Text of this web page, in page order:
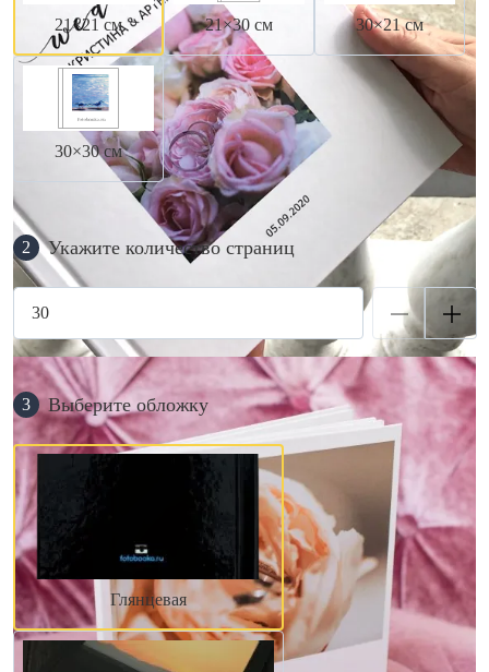
21×21 см 21×30 см 30×21 см
30×30 см
2 Укажите количество страниц
3 Выберите обложку
Глянцевая